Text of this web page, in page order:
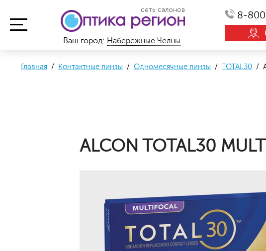
сеть салонов 8-
Ваш город: Набережные Челны
Главная / Контактные линзы / Одномесячные линзы / TOTAL30 /
ALCON TOTAL30